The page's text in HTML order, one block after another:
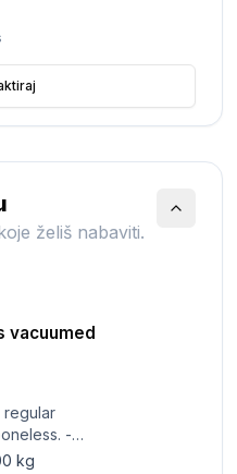
želiš nabaviti.
vacuumed
regular
-
kg